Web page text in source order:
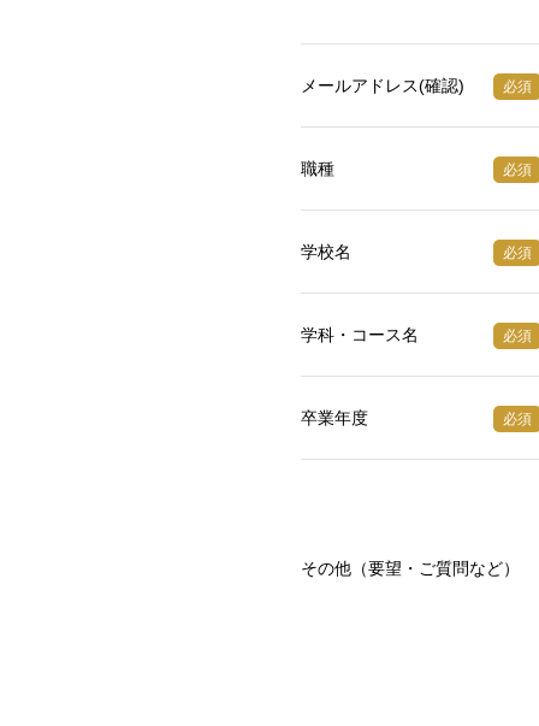
メールアドレス(確認) 必須
職種 必須
学校名 必須
学科・コース名 必須
卒業年度 必須
その他（要望・ご質問など）